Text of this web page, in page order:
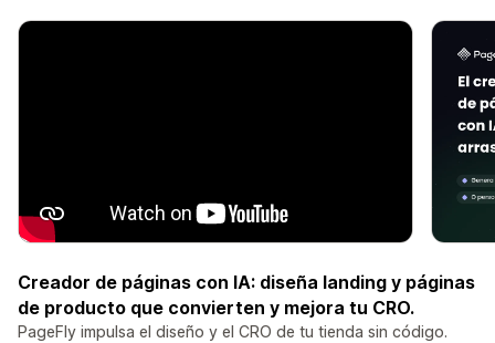
Creador de páginas con IA: diseña landing y páginas
de producto que convierten y mejora tu CRO.
PageFly impulsa el diseño y el CRO de tu tienda sin código.